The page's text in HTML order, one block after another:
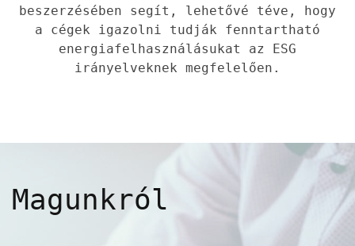
beszerzésében segít, lehetővé téve, hogy
a cégek igazolni tudják fenntartható
energiafelhasználásukat az ESG
irányelveknek megfelelően.
Magunkról